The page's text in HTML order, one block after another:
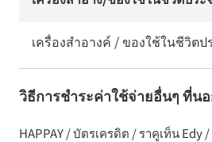
เครื่องสำอางค์ / ของใช้ในชีวิตป
วิธีการชำระค่าใช้จ่ายอื่นๆ ที่น
HAPPAY / บัตรเครดิต / ราคูเท็น Edy